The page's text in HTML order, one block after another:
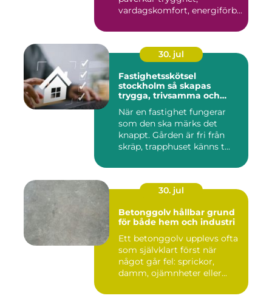
vardagskomfort, energiförb...
30. jul
Fastighetsskötsel
stockholm så skapas
trygga, trivsamma och
När en fastighet fungerar
som den ska märks det
knappt. Gården är fri från
skräp, trapphuset känns t...
30. jul
Betonggolv hållbar grund
för både hem och industri
Ett betonggolv upplevs ofta
som självklart först när
något går fel: sprickor,
damm, ojämnheter eller...